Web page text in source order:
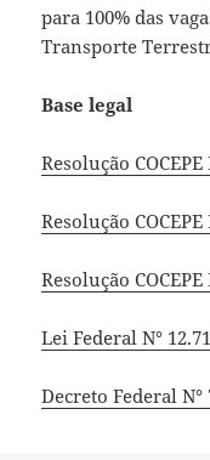
para 100% das
Transporte
Base legal
Resolução COCEPE
Resolução COCEPE
Resolução COCEPE
Lei Federal N°
Decreto Federal N°